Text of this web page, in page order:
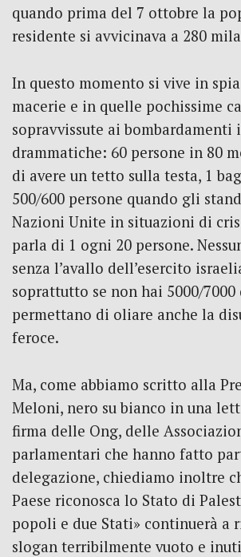
quando prima del 7 ottobre la
residente si avvicinava a 280
In questo momento si vive in
macerie e in quelle pochissime
sopravvissute ai
drammatiche: 60 persone in 80
di avere un tetto sulla testa, 1
500/600 persone quando gli
Nazioni Unite in situazioni di
parla di 1 ogni 20 persone.
senza l’avallo dell’esercito
soprattutto se non hai 5000/
permettano di oliare anche la
feroce.
Ma, come abbiamo scritto alla
Meloni, nero su bianco in una
firma delle Ong, delle
parlamentari che hanno fatto
delegazione, chiediamo inoltre
Paese riconosca lo Stato di
popoli e due Stati» continuerà a
slogan terribilmente vuoto e